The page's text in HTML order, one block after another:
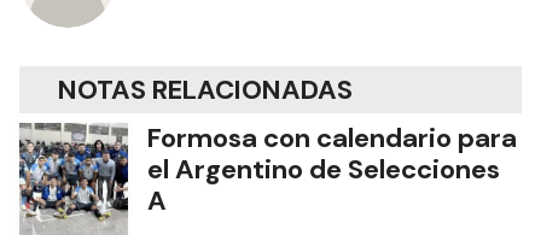
NOTAS RELACIONADAS
Formosa con calendario para
el Argentino de Selecciones
A